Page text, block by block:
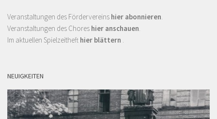
Veranstaltungen des Fördervereins hier abonnieren.
Veranstaltungen des Chores hier anschauen.
Im aktuellen Spielzeitheft hier blättern .
NEUIGKEITEN